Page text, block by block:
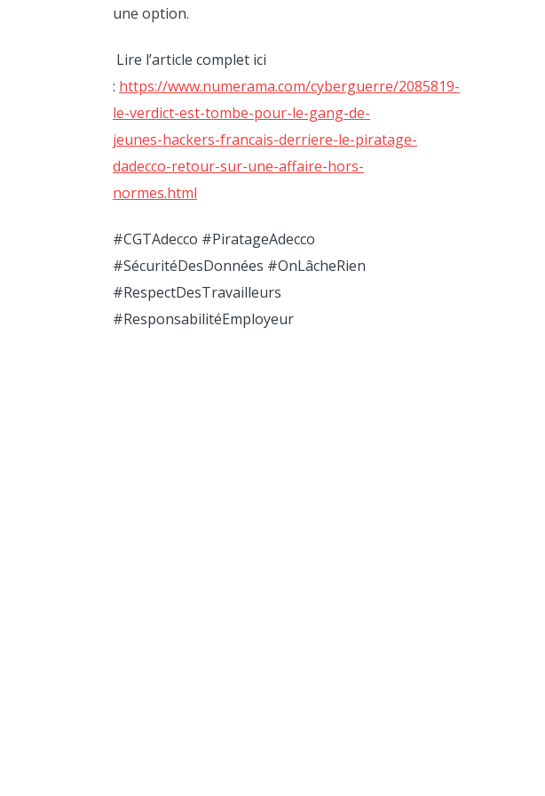
une option.
Lire l’article complet ici
: https://www.numerama.com/cyberguerre/2085819-
le-verdict-est-tombe-pour-le-gang-de-
jeunes-hackers-francais-derriere-le-piratage-
dadecco-retour-sur-une-affaire-hors-
normes.html
#CGTAdecco #PiratageAdecco
#SécuritéDesDonnées #OnLâcheRien
#RespectDesTravailleurs
#ResponsabilitéEmployeur